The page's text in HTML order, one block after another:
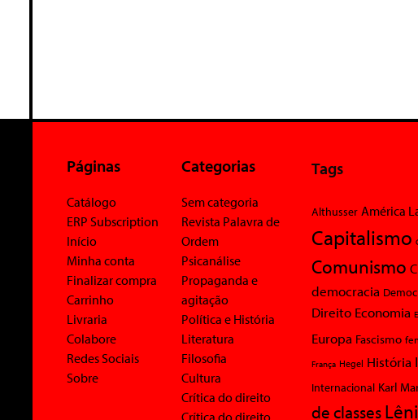
Páginas
Catálogo
ERP Subscription
Início
Minha conta
Finalizar compra
Carrinho
Livraria
Colabore
Redes Sociais
Sobre
Categorias
Sem categoria
Revista Palavra de
Ordem
Psicanálise
Propaganda e
agitação
Política e História
Literatura
Filosofia
Cultura
Crítica do direito
Tags
Althusser América
Capitalismo
Comunismo
democracia
Direito Economia
Europa Fascismo
França Hegel História
Internacional Karl
de classes